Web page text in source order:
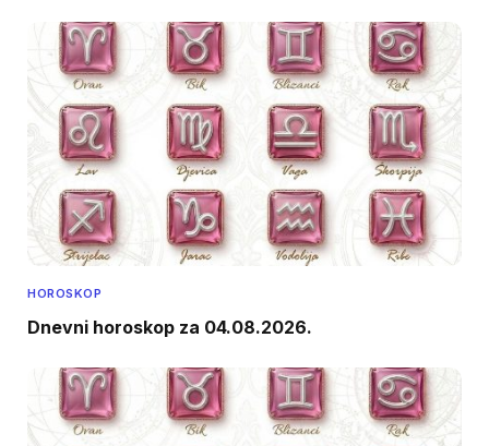
HOROSKOP
Dnevni horoskop za 04.08.2026.